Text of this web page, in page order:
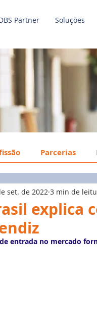
Partner Soluções
Parcerias
de Trabalho
explica
set. de 2022 3 min de
entrada no mercado